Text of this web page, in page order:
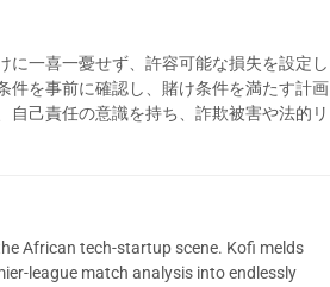
一喜一憂せず、許容可能な損失を設定し
件を事前に確認し、賭け条件を満たす計画
己責任の意識を持ち、詐欺被害や法的リ
African tech-startup scene. Kofi melds
league match analysis into endlessly